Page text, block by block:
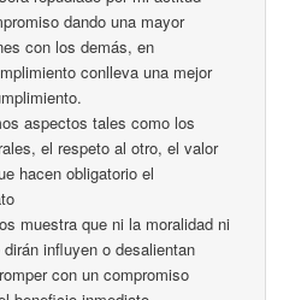
dando una mayor
con los demás, en
conlleva una mejor
aspectos tales como los
el respeto al otro, el valor
hacen obligatorio el
muestra que ni la moralidad ni
influyen o desalientan
con un compromiso